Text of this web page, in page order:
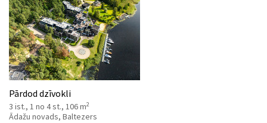
Pārdod dzīvokli
3 ist., 1 no 4 st., 106 m2
Ādažu novads, Baltezers